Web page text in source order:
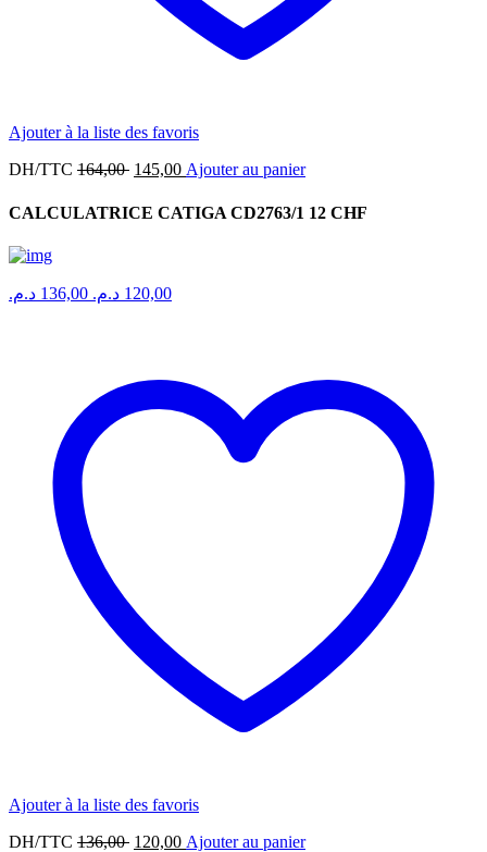
Ajouter à la liste des favoris
DH/TTC 164,00 Le
initial
145,00 Le
actuel
Ajouter au panier
CALCULATRICE CATIGA CD2763/1 12 CHF
136,00 د.م. 120,00 د.م.
Ajouter à la liste des favoris
DH/TTC 136,00 Le
120,00 Le
Ajouter au panier